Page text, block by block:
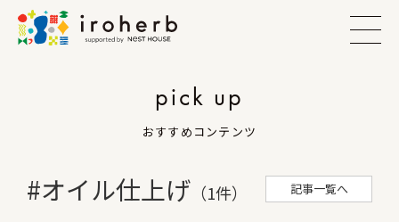
pick up
おすすめコンテンツ
#オイル仕上げ （1件） 記事一覧へ